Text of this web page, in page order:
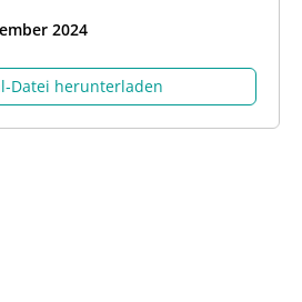
2024
herunterladen